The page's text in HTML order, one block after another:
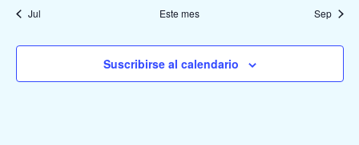
Jul Este mes Sep
Suscribirse al calendario